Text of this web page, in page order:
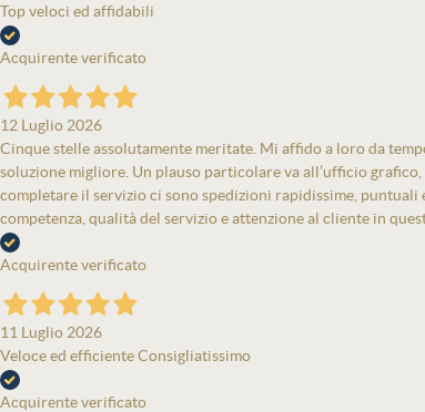
Top veloci ed affidabili
Acquirente verificato
12 Luglio 2026
Cinque stelle assolutamente meritate. Mi affido a loro da
soluzione migliore. Un plauso particolare va all’ufficio
completare il servizio ci sono spedizioni rapidissime,
competenza, qualità del servizio e attenzione al cliente in
Acquirente verificato
11 Luglio 2026
Veloce ed efficiente Consigliatissimo
Acquirente verificato